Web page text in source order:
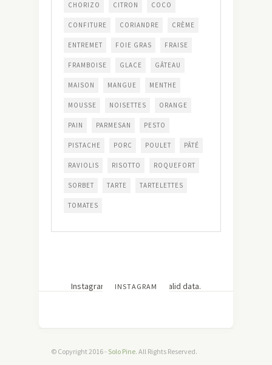
CHORIZO CITRON COCO
CONFITURE CORIANDRE CRÈME
ENTREMET FOIE GRAS FRAISE
FRAMBOISE GLACE GÂTEAU
MAISON MANGUE MENTHE
MOUSSE NOISETTES ORANGE
PAIN PARMESAN PESTO
PISTACHE PORC POULET PÂTÉ
RAVIOLIS RISOTTO ROQUEFORT
SORBET TARTE TARTELETTES
TOMATES
INSTAGRAM
Instagram has returned invalid data.
© Copyright 2016 - Solo Pine. All Rights Reserved.